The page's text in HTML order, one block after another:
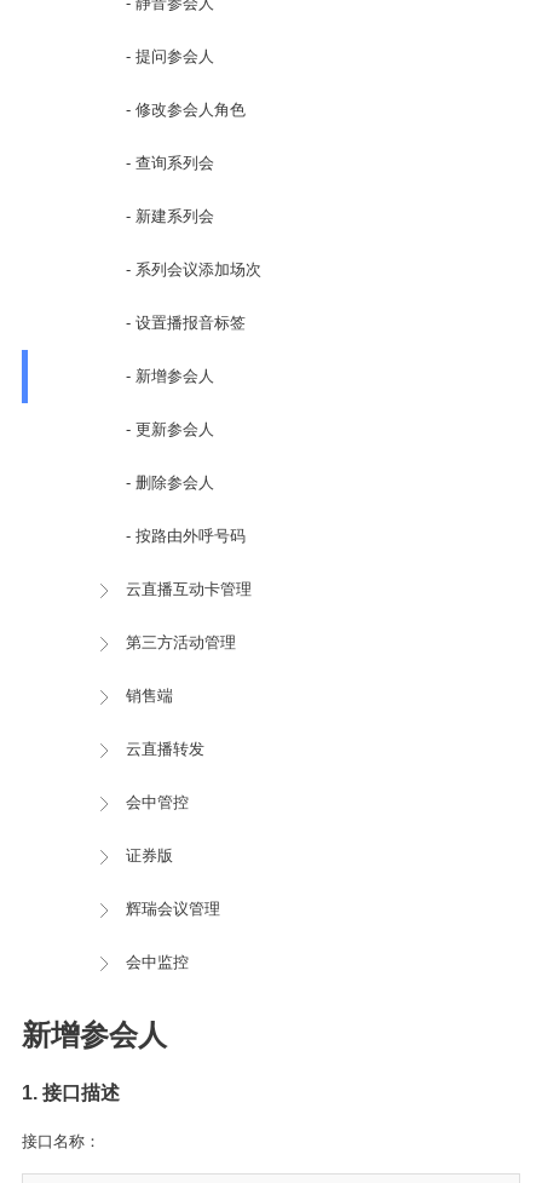
- 提问参会人
- 修改参会人角色
- 查询系列会
- 新建系列会
- 系列会议添加场次
- 设置播报音标签
- 新增参会人
- 更新参会人
- 删除参会人
- 按路由外呼号码
云直播互动卡管理
第三方活动管理
销售端
云直播转发
会中管控
证券版
辉瑞会议管理
会中监控
新增参会人
1. 接口描述
接口名称：